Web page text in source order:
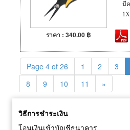
มี
ราคา : 340.00 ฿
Page 4 of 26 1 2 3
8
9 10 11 »
วิธีการชำระเงิน
โอนเงินเข้าบัญชีธนาคาร